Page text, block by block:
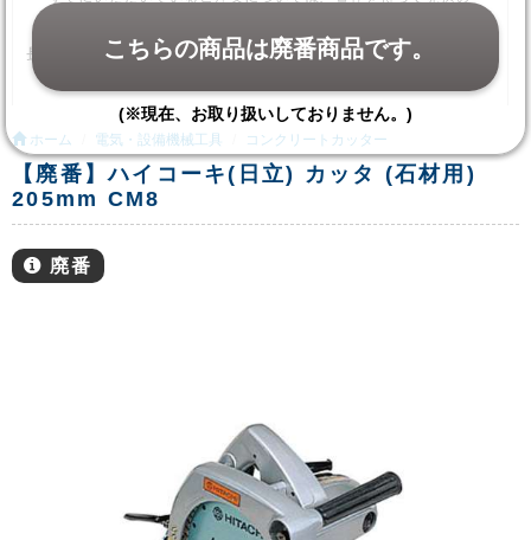
ホーム 電気・設備機械工具 コンクリートカッター
【廃番】ハイコーキ(日立) カッタ (石材用)
205mm CM8
廃番
こちらの商品は廃番商品です。
(※現在、お取り扱いしておりません。)